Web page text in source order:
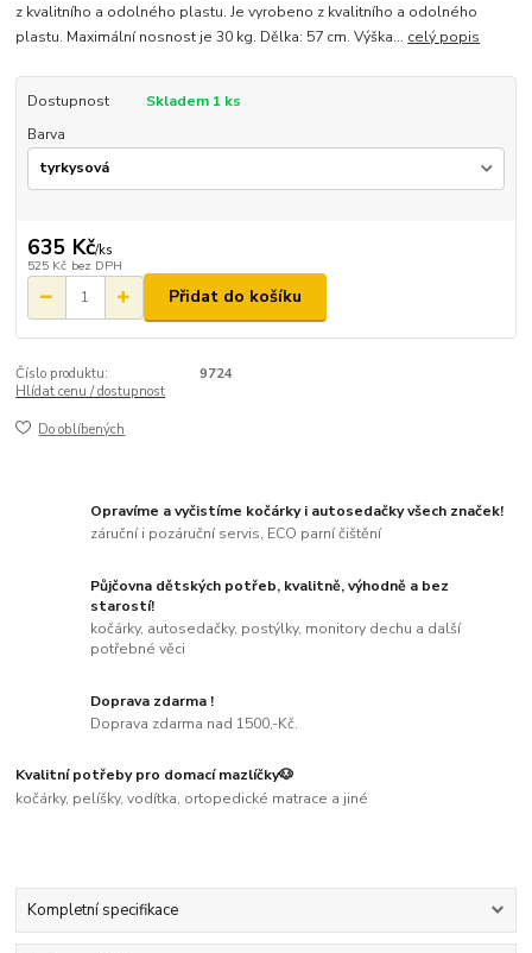
z kvalitního a odolného plastu. Je vyrobeno z kvalitního a odolného
plastu. Maximální nosnost je 30 kg. Dělka: 57 cm. Výška... celý popis
Dostupnost
Skladem 1 ks
Barva
635 Kč/ks
525 Kč bez DPH
Přidat do košíku
Číslo produktu:
9724
Hlídat cenu / dostupnost
Do oblíbených
Opravíme a vyčistíme kočárky i autosedačky všech značek!
záruční i pozáruční servis, ECO parní čištění
Půjčovna dětských potřeb, kvalitně, výhodně a bez
starostí!
kočárky, autosedačky, postýlky, monitory dechu a další
potřebné věci
Doprava zdarma !
Doprava zdarma nad 1500,-Kč.
Kvalitní potřeby pro domací mazlíčky🐶
kočárky, pelíšky, vodítka, ortopedické matrace a jiné
Kompletní specifikace